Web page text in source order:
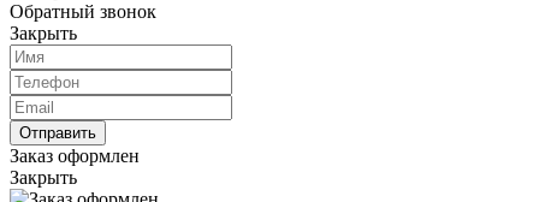
Обратный звонок
Закрыть
Отправить
Заказ оформлен
Закрыть